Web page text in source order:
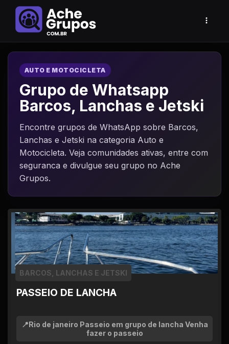
AUTO E MOTOCICLETA
Grupo de Whatsapp
Barcos, Lanchas e Jetski
Encontre grupos de WhatsApp sobre Barcos,
Lanchas e Jetski na categoria Auto e
Motocicleta. Veja comunidades ativas, entre com
seguranca e divulgue seu grupo no Ache
Grupos.
PASSEIO DE LANCHA
BARCOS, LANCHAS E JETSKI
📍Rio de janeiro Passeio em grupo de lancha Venha
fazer o passeio